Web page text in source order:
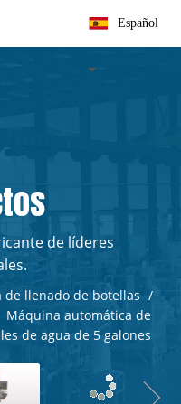
Español
de líderes
de llenado de botellas /
Máquina automática de
de agua de 5 galones